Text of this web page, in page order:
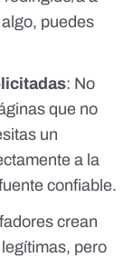
puedes
: No
que no
un
a la
confiable.
crean
pero